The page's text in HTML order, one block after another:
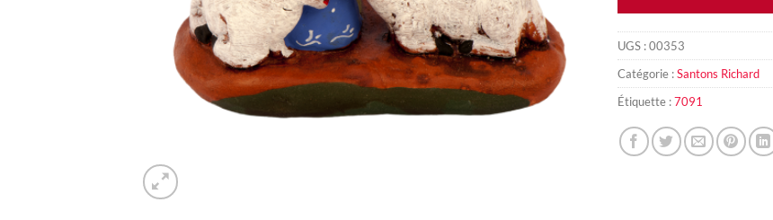
UGS :00353
Catégorie :Santons Richard
Étiquette :7091